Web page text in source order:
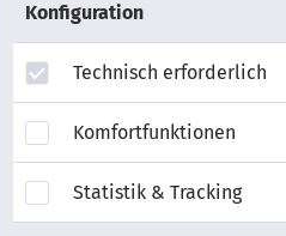
Konfiguration
Technisch erforderlich
Komfortfunktionen
Statistik & Tracking